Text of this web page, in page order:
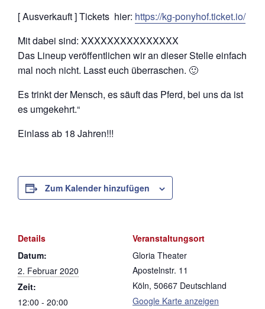
[ Ausverkauft ] Tickets hier: https://kg-ponyhof.ticket.io/
Mit dabei sind: XXXXXXXXXXXXXXX
Das Lineup veröffentlichen wir an dieser Stelle einfach
mal noch nicht. Lasst euch überraschen. 🙂
Es trinkt der Mensch, es säuft das Pferd, bei uns da ist
es umgekehrt.“
Einlass ab 18 Jahren!!!
Zum Kalender hinzufügen
Details
Datum:
2. Februar 2020
Zeit:
12:00 - 20:00
Veranstaltungsort
Gloria Theater
Apostelnstr. 11
Köln, 50667 Deutschland
Google Karte anzeigen